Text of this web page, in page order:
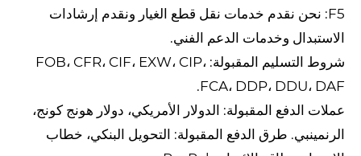
F5: نحن نقدم خدمات نقل قطع الغيار ونقدم إرشادات
الاستبدال وخدمات الدعم الفني.
شروط التسليم المقبولة: FOB، CFR، CIF، EXW، CIP،
FCA، DDP، DDU، DAF.
عملات الدفع المقبولة: الدولار الأمريكي، دولار هونج كونج،
الرنمينبي. طرق الدفع المقبولة: التحويل البنكي، خطاب